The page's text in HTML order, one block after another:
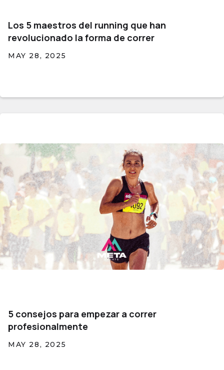
Los 5 maestros del running que han
revolucionado la forma de correr
MAY 28, 2025
5 consejos para empezar a correr
profesionalmente
MAY 28, 2025